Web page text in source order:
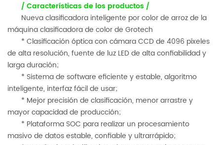
/ Características de los productos /
Nueva clasificadora inteligente por color de arroz de la
máquina clasificadora de color de Grotech
* Clasificación óptica con cámara CCD de 4096 píxeles
de alta resolución, fuente de luz LED de alta confiabilidad y
larga duración;
* Sistema de software eficiente y estable, algoritmo
inteligente, interfaz fácil de usar;
* Mejor precisión de clasificación, menor arrastre y
mayor capacidad de producción;
* Plataforma SOC para realizar un procesamiento
masivo de datos estable, confiable y ultrarrápido;